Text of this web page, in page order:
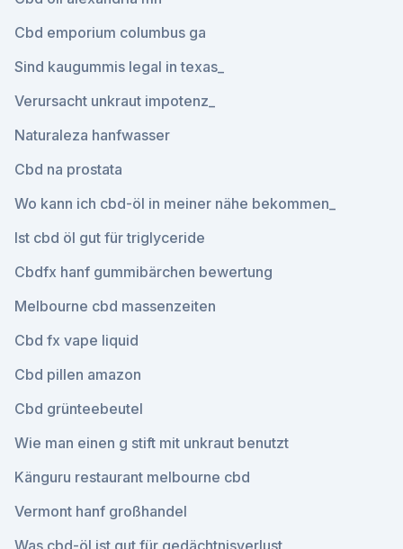
Cbd emporium columbus ga
Sind kaugummis legal in texas_
Verursacht unkraut impotenz_
Naturaleza hanfwasser
Cbd na prostata
Wo kann ich cbd-öl in meiner nähe bekommen_
Ist cbd öl gut für triglyceride
Cbdfx hanf gummibärchen bewertung
Melbourne cbd massenzeiten
Cbd fx vape liquid
Cbd pillen amazon
Cbd grünteebeutel
Wie man einen g stift mit unkraut benutzt
Känguru restaurant melbourne cbd
Vermont hanf großhandel
Was cbd-öl ist gut für gedächtnisverlust